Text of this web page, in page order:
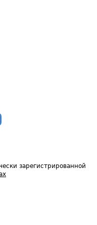
зарегистрированной